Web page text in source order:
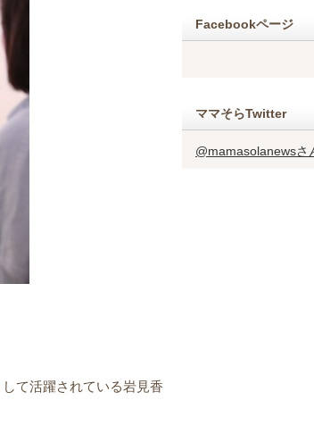
て活躍されている岩見香
Facebookページ
ママそらTwitter
@mamasolanewsさ